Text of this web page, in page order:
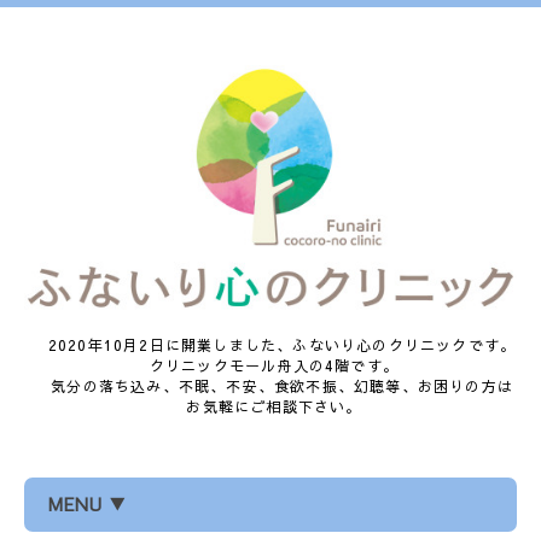
2020年10月2日に開業しました、ふないり心のクリニックです。
クリニックモール舟入の4階です。
気分の落ち込み、不眠、不安、食欲不振、幻聴等、お困りの方は
お気軽にご相談下さい。
MENU ▼